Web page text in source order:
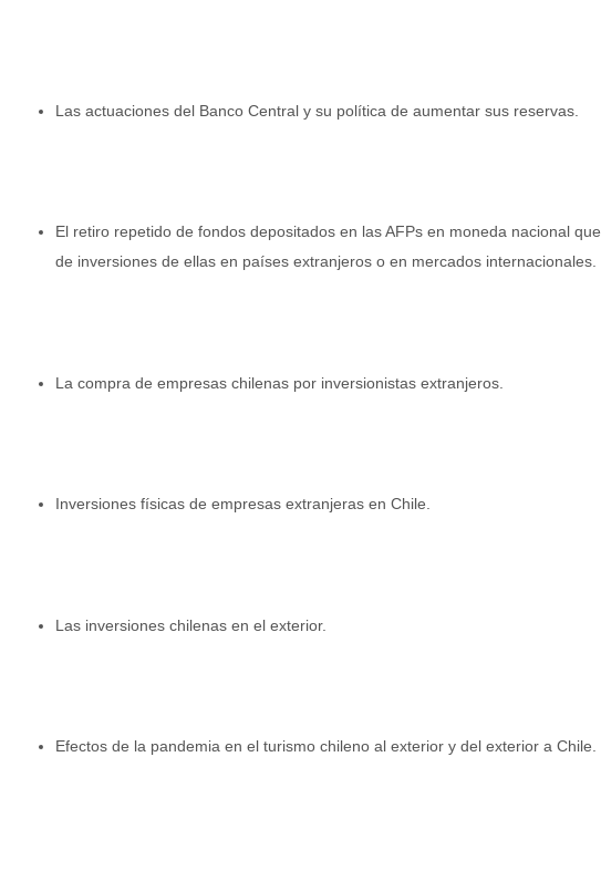
Las actuaciones del Banco Central y su política de aumentar sus reservas.
El retiro repetido de fondos depositados en las AFPs en moneda nacional
de inversiones de ellas en países extranjeros o en mercados internacionales.
La compra de empresas chilenas por inversionistas extranjeros.
Inversiones físicas de empresas extranjeras en Chile.
Las inversiones chilenas en el exterior.
Efectos de la pandemia en el turismo chileno al exterior y del exterior a Chile.